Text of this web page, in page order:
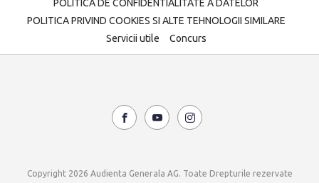
POLITICA DE CONFIDENTIALITATE A DATELOR
POLITICA PRIVIND COOKIES SI ALTE TEHNOLOGII SIMILARE
Servicii utile
Concurs
Copyright 2026 Audienta Generala AG. Toate Drepturile rezervate